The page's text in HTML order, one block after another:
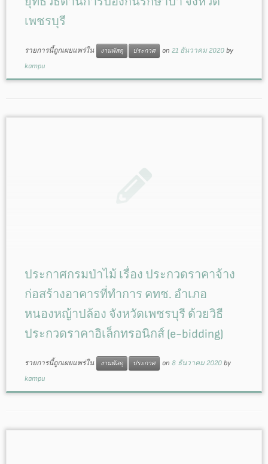
เพชรบุรี
รายการนี้ถูกเผยแพร่ใน งานพัสดุ ประกาศ on 21 ธันวาคม 2020 by
kampu
ประกาศกรมป่าไม้ เรื่อง ประกวดราคาจ้าง
ก่อสร้างอาคารที่ทำการ คทช. อำเภอ
หนองหญ้าปล้อง จังหวัดเพชรบุรี ด้วยวิธี
ประกวดราคาอิเล็กทรอนิกส์ (e-bidding)
รายการนี้ถูกเผยแพร่ใน งานพัสดุ ประกาศ on 8 ธันวาคม 2020 by
kampu